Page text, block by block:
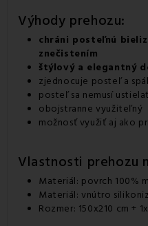
Výhody prehozu:
chráni posteľnú
znečistením
štýlový a elegantný
zjednocuje posteľ a
posteľ sa nemusí ustielať
obojstranne využiteľný
možnosť využiť aj ako
Vlastnosti prehozu
Materiál: povrch 100%
Materiál: vnútro
Rozmer: 150x210 cm +